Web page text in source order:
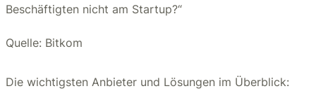
Beschäftigten nicht am Startup?“
Quelle: Bitkom
Die wichtigsten Anbieter und Lösungen im Überblick: